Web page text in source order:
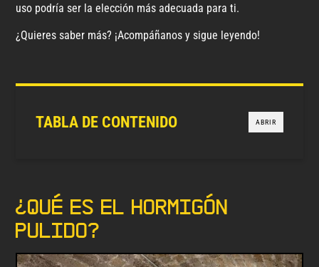
uso podría ser la elección más adecuada para ti.
¿Quieres saber más? ¡Acompáñanos y sigue leyendo!
ABRIR
TABLA DE CONTENIDO
¿Qué es el hormigón
pulido?